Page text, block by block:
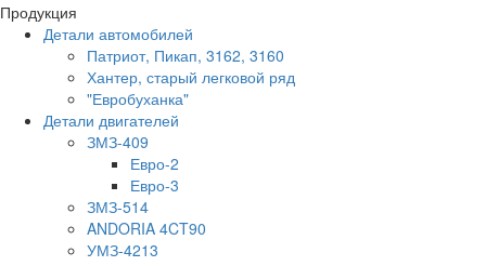
Продукция
Детали автомобилей
Патриот, Пикап, 3162, 3160
Хантер, старый легковой ряд
"Евробуханка"
Детали двигателей
ЗМЗ-409
Евро-2
Евро-3
ЗМЗ-514
ANDORIA 4CT90
УМЗ-4213